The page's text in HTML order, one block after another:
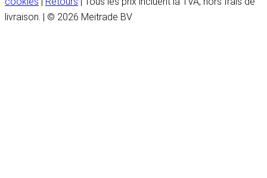
livraison. | © 2026 Meitrade BV